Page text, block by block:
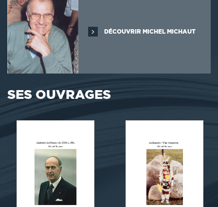
DÉCOUVRIR MICHEL MICHAUT
SES OUVRAGES